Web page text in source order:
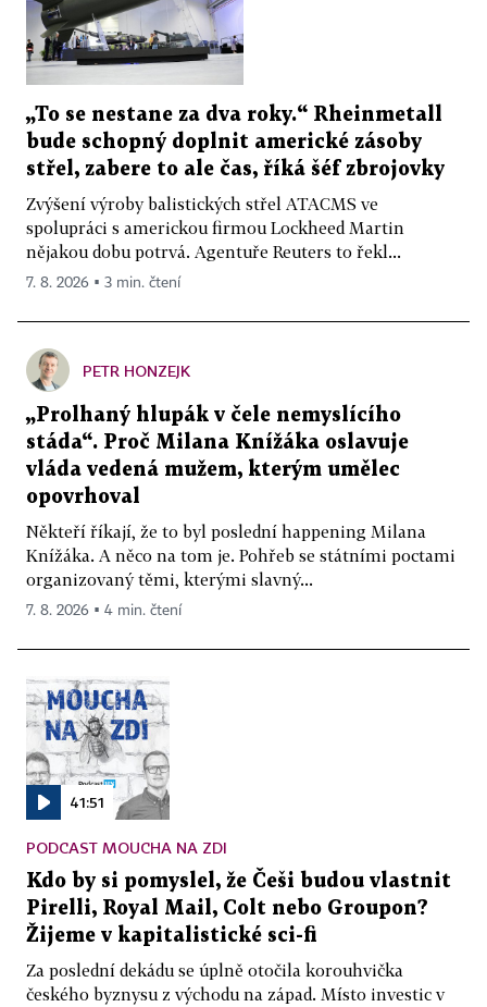
„To se nestane za dva roky.“ Rheinmetall
bude schopný doplnit americké zásoby
střel, zabere to ale čas, říká šéf zbrojovky
Zvýšení výroby balistických střel ATACMS ve
spolupráci s americkou firmou Lockheed Martin
nějakou dobu potrvá. Agentuře Reuters to řekl...
7. 8. 2026 ▪ 3 min. čtení
PETR HONZEJK
„Prolhaný hlupák v čele nemyslícího
stáda“. Proč Milana Knížáka oslavuje
vláda vedená mužem, kterým umělec
opovrhoval
Někteří říkají, že to byl poslední happening Milana
Knížáka. A něco na tom je. Pohřeb se státními poctami
organizovaný těmi, kterými slavný...
7. 8. 2026 ▪ 4 min. čtení
41:51
PODCAST MOUCHA NA ZDI
Kdo by si pomyslel, že Češi budou vlastnit
Pirelli, Royal Mail, Colt nebo Groupon?
Žijeme v kapitalistické sci-fi
Za poslední dekádu se úplně otočila korouhvička
českého byznysu z východu na západ. Místo investic v